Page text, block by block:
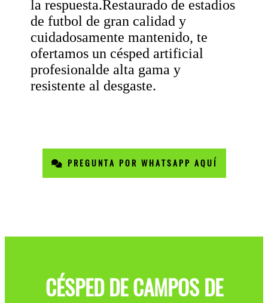
la respuesta.Restaurado de estadios
de futbol de gran calidad y
cuidadosamente mantenido, te
ofertamos un césped artificial
profesionalde alta gama y
resistente al desgaste.
PREGUNTA POR WHATSAPP AQUÍ
CÉSPED DE CAMPOS DE